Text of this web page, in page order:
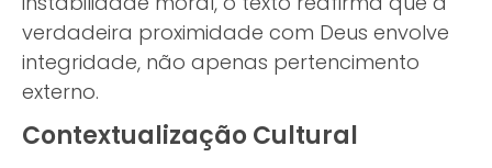
verdadeira proximidade com Deus envolve
integridade, não apenas pertencimento
externo.
Contextualização Cultural